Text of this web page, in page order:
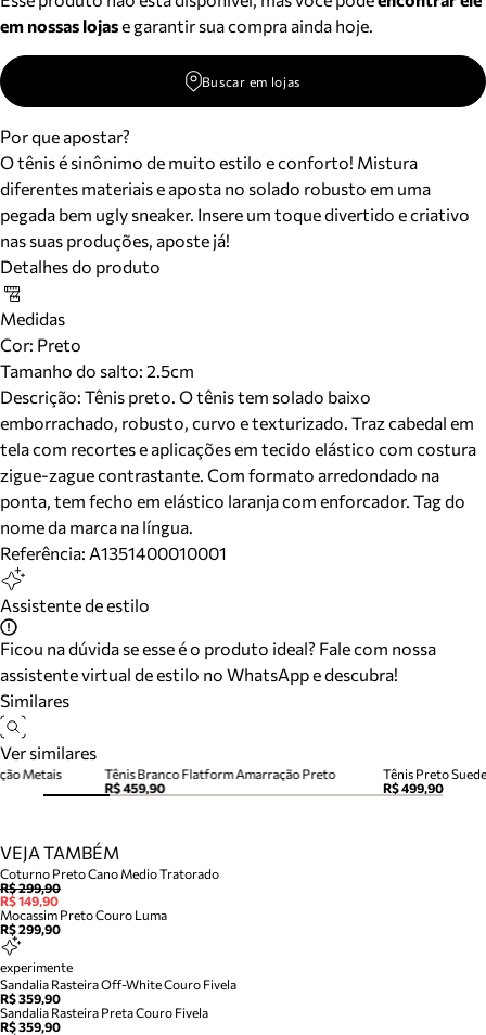
em nossas lojase garantir sua compra ainda hoje.
Buscar em lojas
Por que apostar?
O tênis é sinônimo de muito estilo e conforto! Mistura
diferentes materiais e aposta no solado robusto em uma
pegada bem ugly sneaker. Insere um toque divertido e criativo
nas suas produções, aposte já!
Detalhes do produto
Medidas
Cor: Preto
Tamanho do salto: 2.5cm
Descrição: Tênis preto. O tênis tem solado baixo
emborrachado, robusto, curvo e texturizado. Traz cabedal em
tela com recortes e aplicações em tecido elástico com costura
zigue-zague contrastante. Com formato arredondado na
ponta, tem fecho em elástico laranja com enforcador. Tag do
nome da marca na língua.
Referência: A1351400010001
Assistente de estilo
Ficou na dúvida se esse é o produto ideal? Fale com nossa
assistente virtual de estilo no WhatsApp e descubra!
Similares
Ver similares
Tênis Branco Flatform Amarração Preto
R$ 459,90
Tênis Preto
R$ 499,90
Metais
VEJA TAMBÉM
Coturno Preto Cano Medio Tratorado
R$ 299,90
R$ 149,90
Mocassim Preto Couro Luma
R$ 299,90
experimente
Sandalia Rasteira Off-White Couro Fivela
R$ 359,90
Sandalia Rasteira Preta Couro Fivela
R$ 359,90